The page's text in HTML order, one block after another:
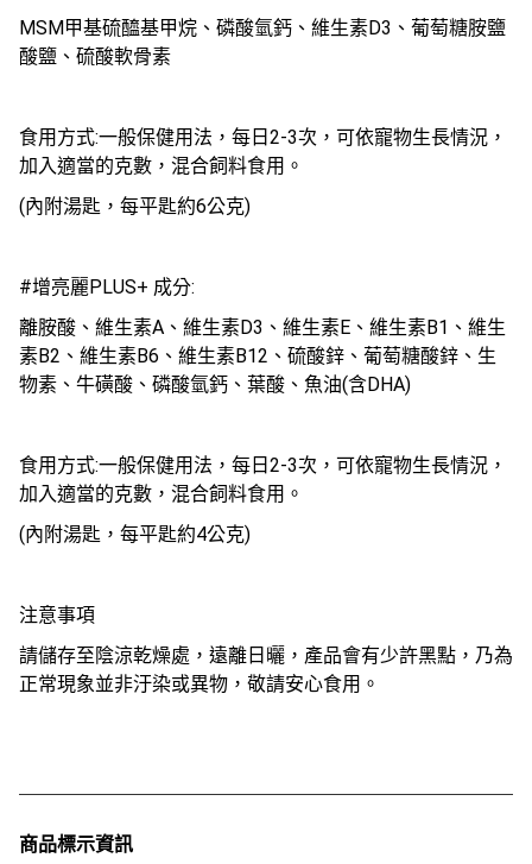
MSM甲基硫醯基甲烷、磷酸氫鈣、維生素D3、葡萄糖胺鹽
酸鹽、硫酸軟骨素
食用方式:一般保健用法，每日2-3次，可依寵物生長情況，
加入適當的克數，混合飼料食用。
(內附湯匙，每平匙約6公克)
#增亮麗PLUS+ 成分:
離胺酸、維生素A、維生素D3、維生素E、維生素B1、維生
素B2、維生素B6、維生素B12、硫酸鋅、葡萄糖酸鋅、生
物素、牛磺酸、磷酸氫鈣、葉酸、魚油(含DHA)
食用方式:一般保健用法，每日2-3次，可依寵物生長情況，
加入適當的克數，混合飼料食用。
(內附湯匙，每平匙約4公克)
注意事項
請儲存至陰涼乾燥處，遠離日曬，產品會有少許黑點，乃為
正常現象並非汙染或異物，敬請安心食用。
商品標示資訊